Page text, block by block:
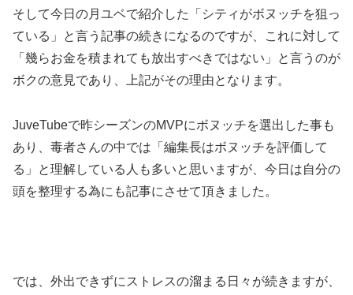
そして今日の月ユベで紹介した「シティがボヌッチを狙っ
ている」と言う記事の続きになるのですが、これに対して
「幾らお金を積まれても放出すべきではない」と言うのが
ボクの意見であり、上記がその理由となります。
JuveTubeで昨シーズンのMVPにボヌッチを選出した事も
あり、毒者さんの中では「編集長はボヌッチを評価して
る」と理解している人も多いと思いますが、今日は自分の
頭を整理する為にも記事にさせて頂きました。
では、外出できずにストレスの溜まる日々が続きますが、